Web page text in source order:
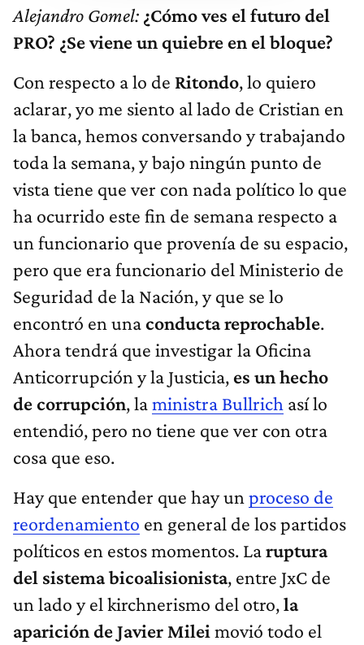
Alejandro Gomel: ¿Cómo ves el futuro del
PRO? ¿Se viene un quiebre en el bloque?
Con respecto a lo de Ritondo, lo quiero
aclarar, yo me siento al lado de Cristian en
la banca, hemos conversando y trabajando
toda la semana, y bajo ningún punto de
vista tiene que ver con nada político lo que
ha ocurrido este fin de semana respecto a
un funcionario que provenía de su espacio,
pero que era funcionario del Ministerio de
Seguridad de la Nación, y que se lo
encontró en unaconducta reprochable.
Ahora tendrá que investigar la Oficina
Anticorrupción y la Justicia, es un hecho
de corrupción, laministra Bullrich así lo
entendió, pero no tiene que ver con otra
cosa que eso.
Hay que entender que hay un proceso de
reordenamiento en general de los partidos
políticos en estos momentos. Laruptura
del sistema bicoalisionista, entre JxC de
un lado y el kirchnerismo del otro,la
aparición de Javier Milei movió todo el